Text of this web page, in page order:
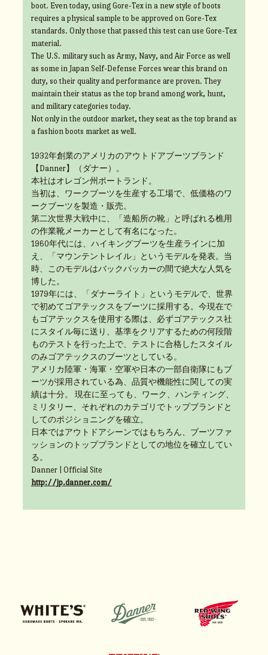
boot. Even today, using Gore-Tex in a new style of boots
requires a physical sample to be approved on Gore-Tex
standards. Only those that passed this test can use Gore-Tex
material.
The U.S. military such as Army, Navy, and Air Force as well
as some in Japan Self-Defense Forces wear this brand on
duty, so their quality and performance are proven. They
maintain their status as the top brand among work, hunt,
and military categories today.
Not only in the outdoor market, they seat as the top brand as
a fashion boots market as well.
1932年創業のアメリカのアウトドアブーツブランド
【Danner】（ダナー）。
本社はオレゴン州ポートランド。
当初は、ワークブーツを生産する工場で、低価格のワ
ークブーツを製造・販売。
第二次世界大戦中に、「造船所の靴」と呼ばれる樵用
の作業靴メーカーとして有名になった。
1960年代には、ハイキングブーツを生産ラインに加
え、「マウンテントレイル」というモデルを発表。当
時、このモデルはバックパッカーの間で絶大な人気を
博した。
1979年には、「ダナーライト」というモデルで、世界
で初めてゴアテックスをブーツに採用する。今現在で
もゴアテックスを使用する際は、必ずゴアテックス社
にスタイル毎に送り、基準をクリアするための何段階
ものテストを行った上で、テストに合格したスタイル
のみゴアテックスのブーツとしている。
アメリカ陸軍・海軍・空軍や日本の一部自衛隊にもブ
ーツが採用されている為、品質や機能性に関しての実
績は十分。 現在に至っても、ワーク、ハンティング、
ミリタリー、それぞれのカテゴリでトップブランドと
してのポジショニングを確立。
日本ではアウトドアシーンではもちろん、ブーツファ
ッションのトップブランドとしての地位を確立してい
る。
Danner | Official Site
http://jp.danner.com/